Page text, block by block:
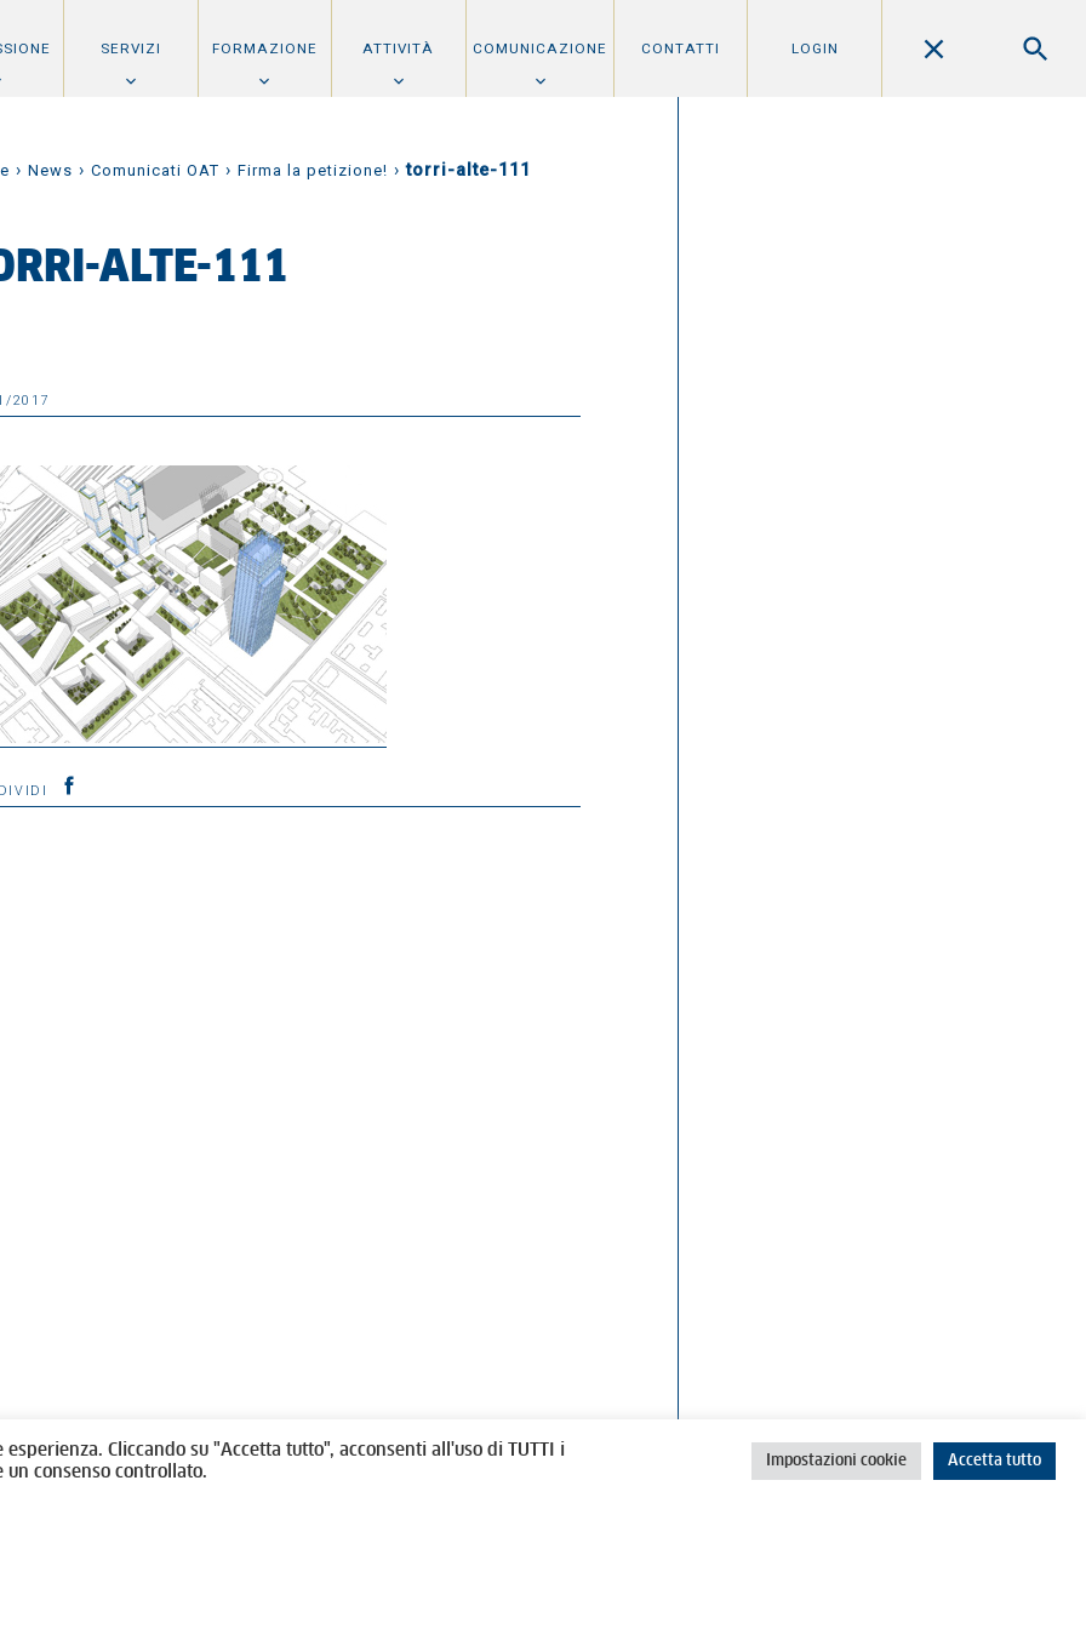
SERVIZI FORMAZIONE ATTIVITÀ COMUNICAZIONE CONTATTI LOGIN
› News › Comunicati OAT › Firma la petizione! ›torri-alte-111
ALTE-111
2017
Cliccando su "Accetta tutto", acconsenti all'uso di TUTTI i
consenso controllato.
Impostazioni cookie Accetta tutto